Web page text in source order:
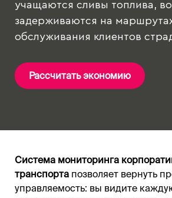
учащаются сливы топлива,
задерживаются на
обслуживания клиентов
Рассчитать экономию
Система мониторинга
транспорта позволяет вернуть
управляемость: вы видите